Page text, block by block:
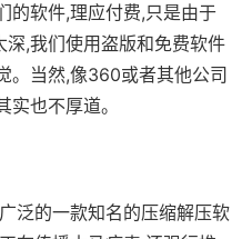
的软件,理应付费,只是由于
,我们使用盗版和免费软件
。当然,像360或者其他公司
也不厚道。
泛的一款知名的压缩解压软